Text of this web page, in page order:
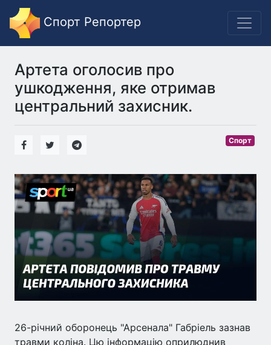
Спорт Репортер
Артета оголосив про
ушкодження, яке отримав
центральний захисник.
Спорт
26-річний оборонець "Арсенала" Габріель зазнав
травми коліна. Цю інформацію оприлюднив